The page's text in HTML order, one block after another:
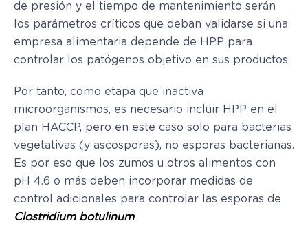
de presión y el tiempo de mantenimiento serán
los parámetros críticos que deban validarse si una
empresa alimentaria depende de HPP para
controlar los patógenos objetivo en sus productos.
Por tanto, como etapa que inactiva
microorganismos, es necesario incluir HPP en el
plan HACCP, pero en este caso solo para bacterias
vegetativas (y ascosporas), no esporas bacterianas.
Es por eso que los zumos u otros alimentos con
pH 4.6 o más deben incorporar medidas de
control adicionales para controlar las esporas de
Clostridium botulinum.